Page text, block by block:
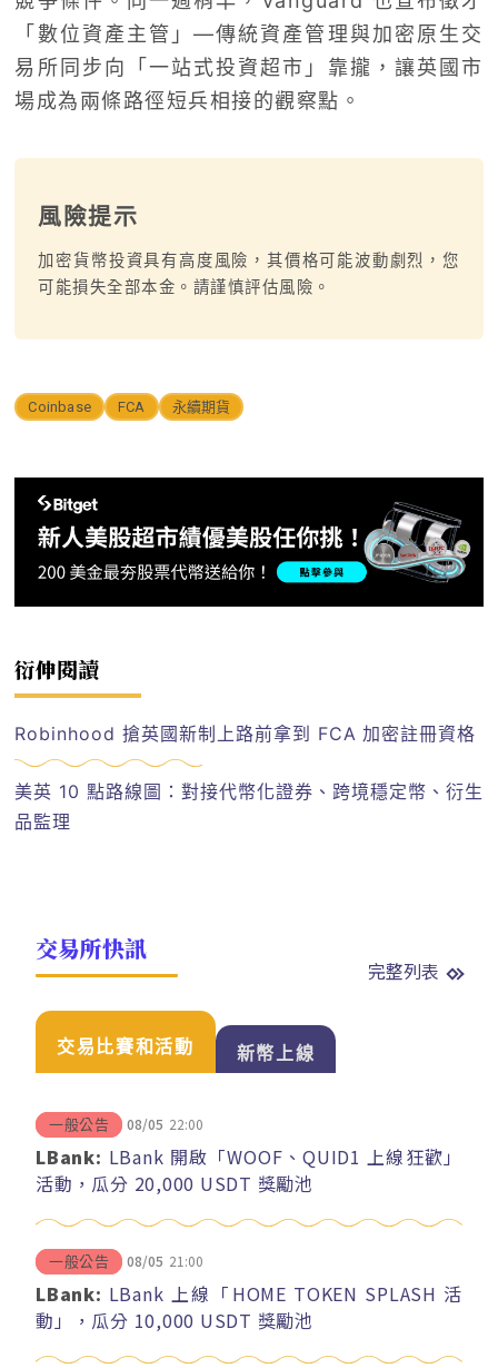
「數位資產主管」—傳統資產管理與加密原生交
易所同步向「一站式投資超市」靠攏，讓英國市
場成為兩條路徑短兵相接的觀察點。
風險提示
加密貨幣投資具有高度風險，其價格可能波動劇烈，您
可能損失全部本金。請謹慎評估風險。
Coinbase FCA 永續期貨
衍伸閱讀
Robinhood 搶英國新制上路前拿到 FCA 加密註冊資格
美英 10 點路線圖：對接代幣化證券、跨境穩定幣、衍生
品監理
交易所快訊
完整列表
交易比賽和活動 新幣上線
一般公告 08/05 22:00
LBank: LBank 開啟「WOOF、QUID1 上線狂歡」
活動，瓜分 20,000 USDT 獎勵池
一般公告 08/05 21:00
LBank: LBank 上線「HOME TOKEN SPLASH 活
動」，瓜分 10,000 USDT 獎勵池